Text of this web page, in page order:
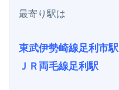
最寄り駅は
東武伊勢崎線足利市駅
ＪＲ両毛線足利駅